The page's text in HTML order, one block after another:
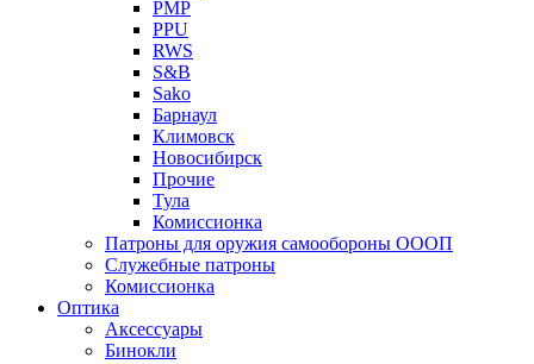
PMP
PPU
RWS
S&B
Sako
Барнаул
Климовск
Новосибирск
Прочие
Тула
Комиссионка
Патроны для оружия самообороны ОООП
Служебные патроны
Комиссионка
Оптика
Аксессуары
Бинокли